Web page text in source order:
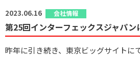
2023.06.16 会社情報
第25回インターフェックスジャパン
昨年に引き続き、東京ビッグサイトに